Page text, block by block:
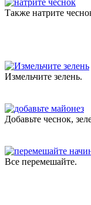
Также натрите
Измельчите зелень.
Добавьте чеснок,
Все перемешайте.